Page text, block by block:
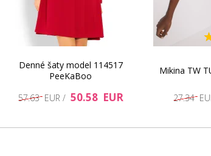
Denné šaty model 114517
PeeKaBoo
57.63 EUR / 50.58 EUR
Mikina TW
27.34